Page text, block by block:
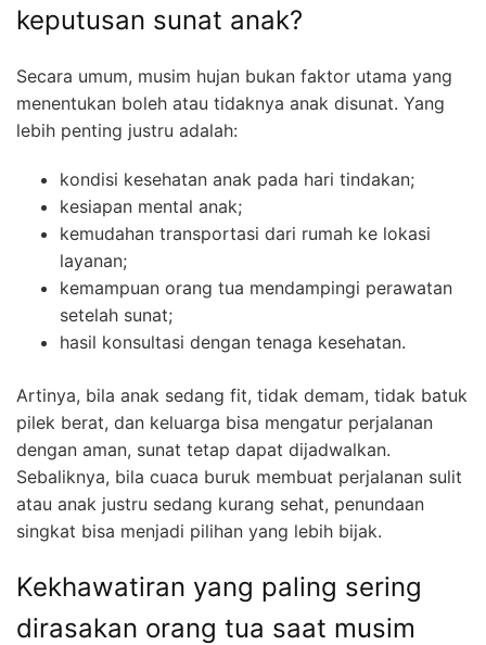
keputusan sunat anak?
Secara umum, musim hujan bukan faktor utama yang
menentukan boleh atau tidaknya anak disunat. Yang
lebih penting justru adalah:
kondisi kesehatan anak pada hari tindakan;
kesiapan mental anak;
kemudahan transportasi dari rumah ke lokasi
layanan;
kemampuan orang tua mendampingi perawatan
setelah sunat;
hasil konsultasi dengan tenaga kesehatan.
Artinya, bila anak sedang fit, tidak demam, tidak batuk
pilek berat, dan keluarga bisa mengatur perjalanan
dengan aman, sunat tetap dapat dijadwalkan.
Sebaliknya, bila cuaca buruk membuat perjalanan sulit
atau anak justru sedang kurang sehat, penundaan
singkat bisa menjadi pilihan yang lebih bijak.
Kekhawatiran yang paling sering
dirasakan orang tua saat musim